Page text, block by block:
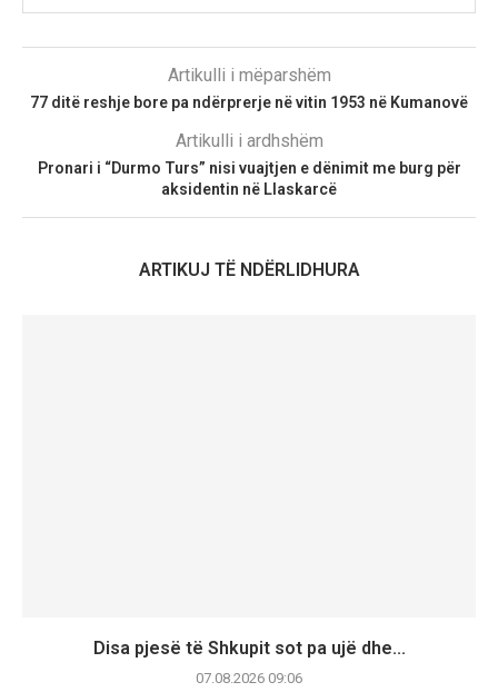
Artikulli i mëparshëm
77 ditë reshje bore pa ndërprerje në vitin 1953 në Kumanovë
Artikulli i ardhshëm
Pronari i “Durmo Turs” nisi vuajtjen e dënimit me burg për
aksidentin në Llaskarcë
ARTIKUJ TË NDËRLIDHURA
Disa pjesë të Shkupit sot pa ujë dhe...
07.08.2026 09:06